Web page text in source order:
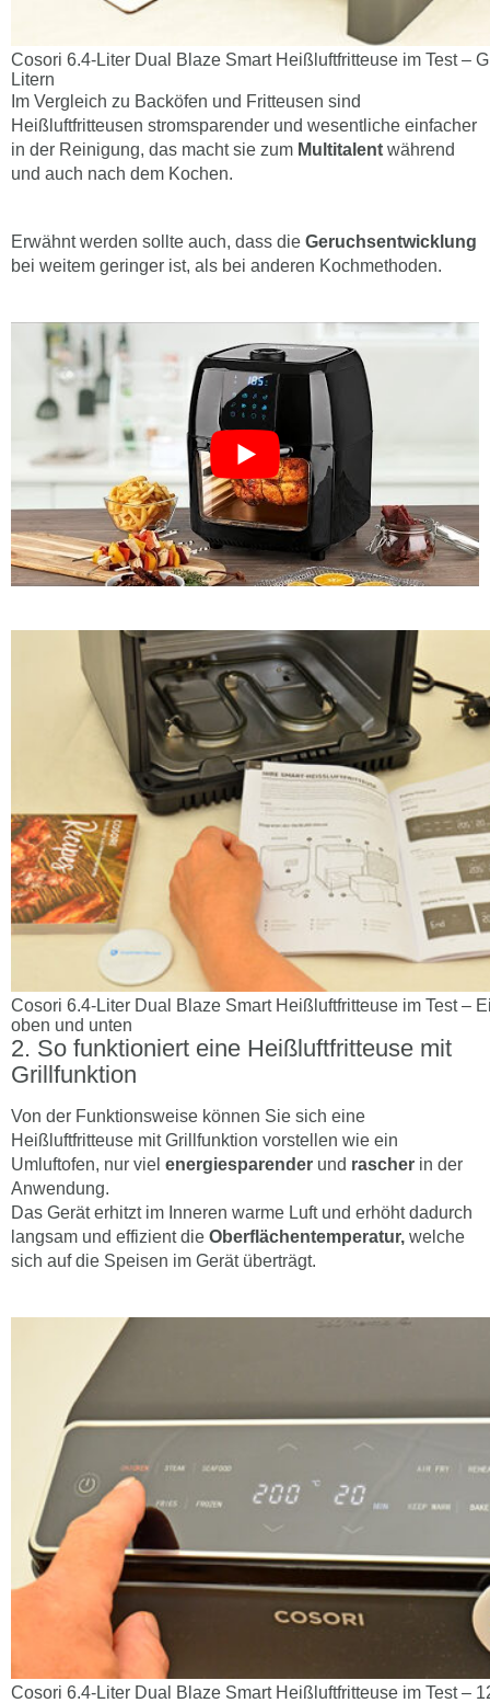
Cosori 6.4-Liter Dual Blaze Smart Heißluftfritteuse im Test –
Litern
Im Vergleich zu Backöfen und Fritteusen sind
Heißluftfritteusen stromsparender und wesentliche einfacher
in der Reinigung, das macht sie zum Multitalent während
und auch nach dem Kochen.
Erwähnt werden sollte auch, dass die Geruchsentwicklung
bei weitem geringer ist, als bei anderen Kochmethoden.
Cosori 6.4-Liter Dual Blaze Smart Heißluftfritteuse im Test –
oben und unten
So funktioniert eine Heißluftfritteuse mit
Grillfunktion
Von der Funktionsweise können Sie sich eine
Heißluftfritteuse mit Grillfunktion vorstellen wie ein
Umluftofen, nur viel energiesparender und rascher in der
Anwendung.
Das Gerät erhitzt im Inneren warme Luft und erhöht dadurch
langsam und effizient die Oberflächentemperatur, welche
sich auf die Speisen im Gerät überträgt.
Cosori 6.4-Liter Dual Blaze Smart Heißluftfritteuse im Test –